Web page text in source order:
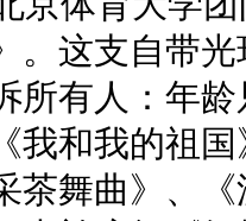
。这支自带
所有人：年
我和我的祖
茶舞曲》、